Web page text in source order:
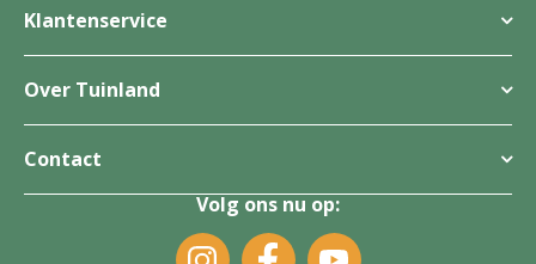
Klantenservice
Over Tuinland
Contact
Volg ons nu op: